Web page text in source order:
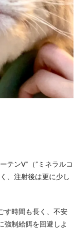
テンV”（”ミネラルコ
、注射後は更に少し
す時間も長く、不安
強制給餌を回避しよ